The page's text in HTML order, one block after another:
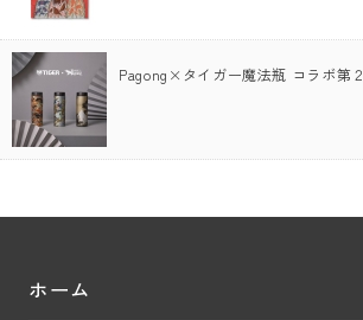
Pagong×タイガー魔法瓶 コラボ第
ホーム